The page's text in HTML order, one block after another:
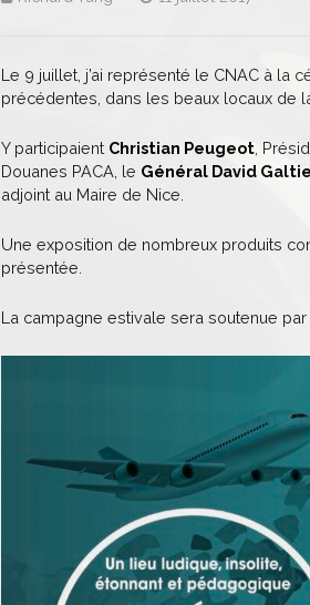
Le 9 juillet, j’ai représenté le CNAC à la
précédentes, dans les beaux locaux de
Y participaient Christian Peugeot ,
Douanes PACA, le Général David
adjoint au Maire de Nice.
Une exposition de nombreux produits
présentée.
La campagne estivale sera soutenue